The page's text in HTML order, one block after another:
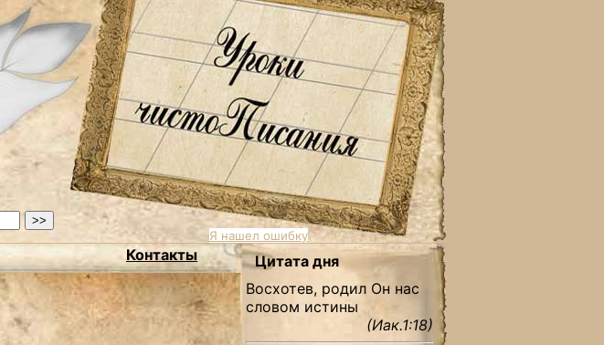
Я нашел ошибку
Контакты
Цитата дня
Восхотев, родил Он нас
словом истины
(Иак.1:18)